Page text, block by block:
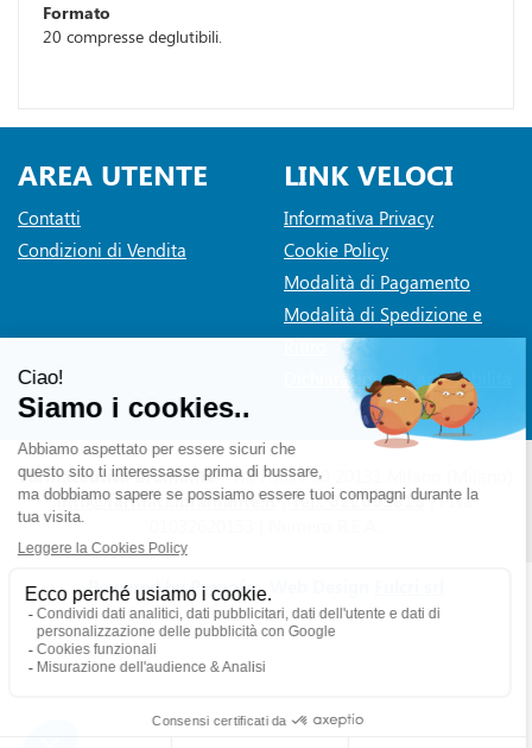
Formato
20 compresse deglutibili.
AREA UTENTE
Contatti
Condizioni di Vendita
LINK VELOCI
Informativa Privacy
Cookie Policy
Modalità di Pagamento
Modalità di Spedizione e
Dichiarazione di accessibilità
Farmaceutica Bramante- via Pacini 30 20131 Milano (Milano)
info@farmaciabramante.it|Tel.: 022663818| P.Iva:
Powered byPrenofa